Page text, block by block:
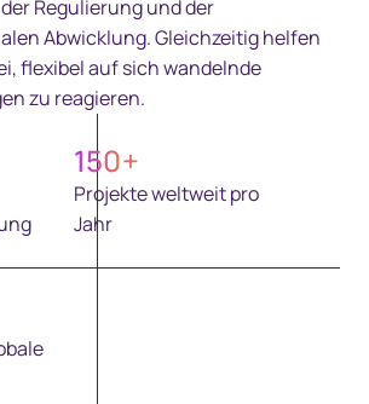
Regulierung und der
Abwicklung. Gleichzeitig helfen
flexibel auf sich wandelnde
zu reagieren.
150+
Projekte weltweit pro
Jahr